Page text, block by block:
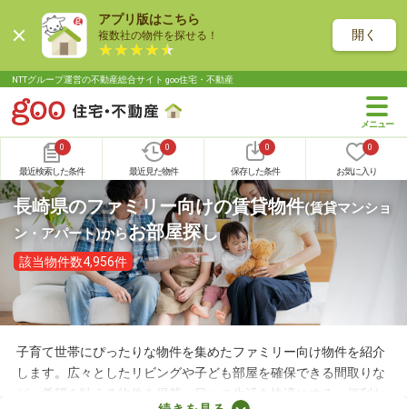
アプリ版はこちら
複数社の物件を探せる！ 開く
NTTグループ運営の不動産総合サイト goo住宅・不動産
0
最近検索した条件
0
最近見た物件
0
保存した条件
0
お気に入り
長崎県のファミリー向けの賃貸物件(賃貸マンショ
ン・アパート)からお部屋探し
該当物件数4,956件
子育て世帯にぴったりな物件を集めたファミリー向け物件を紹介
します。広々としたリビングや子ども部屋を確保できる間取りな
ど、希望を叶える物件を掲載。日々の生活を快適にする、便利な